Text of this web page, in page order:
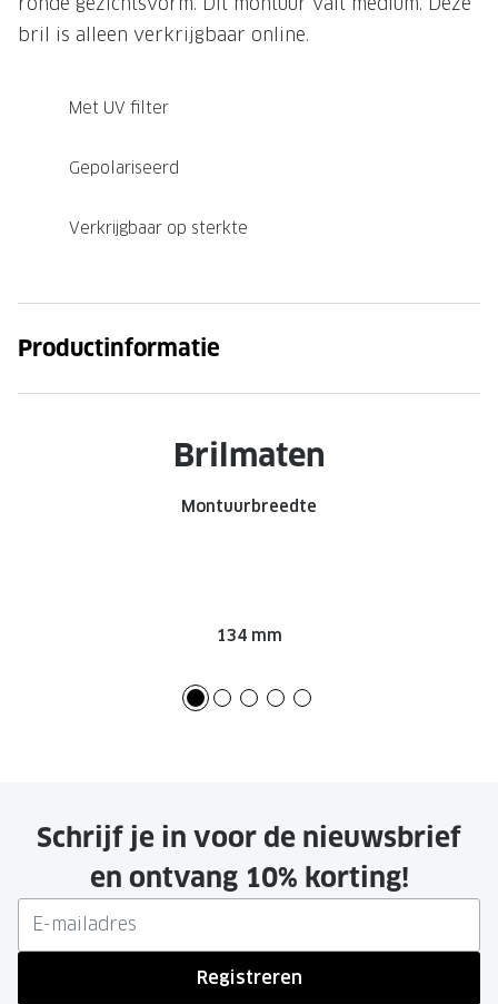
bril is alleen verkrijgbaar online.
Met UV filter
Gepolariseerd
Verkrijgbaar op sterkte
Productinformatie
Brilmaten
Montuurbreedte
134 mm
Schrijf je in voor de nieuwsbrief
en ontvang 10% korting!
Registreren